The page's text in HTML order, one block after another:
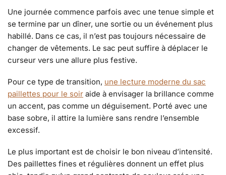
Une journée commence parfois avec une tenue simple et
se termine par un dîner, une sortie ou un événement plus
habillé. Dans ce cas, il n’est pas toujours nécessaire de
changer de vêtements. Le sac peut suffire à déplacer le
curseur vers une allure plus festive.
Pour ce type de transition, une lecture moderne du sac
paillettes pour le soir aide à envisager la brillance comme
un accent, pas comme un déguisement. Porté avec une
base sobre, il attire la lumière sans rendre l’ensemble
excessif.
Le plus important est de choisir le bon niveau d’intensité.
Des paillettes fines et régulières donnent un effet plus